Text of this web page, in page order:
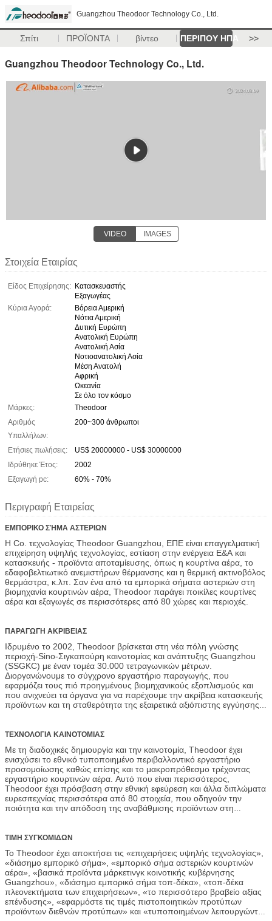
Guangzhou Theodoor Technology Co., Ltd.
Σπίτι ΠΡΟΪΟΝΤΑ βίντεο ΠΕΡΙΠΟΥ ΗΠΑ >>
Guangzhou Theodoor Technology Co., Ltd.
VIDEO IMAGES
Στοιχεία Εταιρίας
Είδος Επιχείρησης: Κατασκευαστής
Εξαγωγέας
Κύρια Αγορά:
Βόρεια Αμερική
Νότια Αμερική
Δυτική Ευρώπη
Ανατολική Ευρώπη
Ανατολική Ασία
Νοτιοανατολική Ασία
Μέση Ανατολή
Αφρική
Ωκεανία
Σε όλο τον κόσμο
Μάρκες:
Theodoor
Αριθμός
Υπαλλήλων:
200~300 άνθρωποι
Ετήσιες πωλήσεις:
US$ 20000000 - US$ 30000000
Ιδρύθηκε Έτος:
2002
Εξαγωγή pc:
60% - 70%
Περιγραφή Εταιρείας
ΕΜΠΟΡΙΚΟ ΣΉΜΑ ΑΣΤΕΡΙΩΝ
Η Co. τεχνολογίας Theodoor Guangzhou, ΕΠΕ είναι επαγγελματική
επιχείρηση υψηλής τεχνολογίας, εστίαση στην ενέργεια Ε&Α και
κατασκευής - προϊόντα αποταμίευσης, όπως η κουρτίνα αέρα, το
εδαφοβελτιωτικό ανεμιστήρων θέρμανσης και η θερμική ακτινοβόλος
θερμάστρα, κ.λπ. Σαν ένα από τα εμπορικά σήματα αστεριών στη
βιομηχανία κουρτινών αέρα, Theodoor παράγει ποικίλες κουρτίνες
αέρα και εξαγωγές σε περισσότερες από 80 χώρες και περιοχές.
ΠΑΡΑΓΩΓΗ ΑΚΡΙΒΕΙΑΣ
Ιδρυμένο το 2002, Theodoor βρίσκεται στη νέα πόλη γνώσης
περιοχή-Sino-Σιγκαπούρη καινοτομίας και ανάπτυξης Guangzhou
(SSGKC) με έναν τομέα 30.000 τετραγωνικών μέτρων.
Διοργανώνουμε το σύγχρονο εργαστήριο παραγωγής, που
εφαρμόζει τους πιό προηγμένους βιομηχανικούς εξοπλισμούς και
που ανιχνεύει τα όργανα για να παρέχουμε την ακρίβεια κατασκευής
προϊόντων και τη σταθερότητα της εξαιρετικά αξιόπιστης εγγύησης.
τις περιοχές.
ΤΕΧΝΟΛΟΓΙΑ ΚΑΙΝΟΤΟΜΙΑΣ
Με τη διαδοχικές δημιουργία και την καινοτομία, Theodoor έχει
ενισχύσει το εθνικό τυποποιημένο περιβαλλοντικό εργαστήριο
προσομοίωσης καθώς επίσης και το μακροπρόθεσμο τρέχοντας
εργαστήριο κουρτινών αέρα. Αυτό που είναι περισσότερος,
Theodoor έχει πρόσβαση στην εθνική εφεύρεση και άλλα διπλώματα
ευρεσιτεχνίας περισσότερα από 80 στοιχεία, που οδηγούν την
ποιότητα και την απόδοση της αναβάθμισης προϊόντων στη
τις πιστοποιήσεις κ.λπ. ROHS, cErp, UL, SASO, INMETRO και SAA.
ΤΙΜΗ ΣΥΓΚΟΜΙΔΩΝ
Το Theodoor έχει αποκτήσει τις «επιχειρήσεις υψηλής τεχνολογίας»,
«διάσημο εμπορικό σήμα», «εμπορικό σήμα αστεριών κουρτινών
αέρα», «βασικά προϊόντα μάρκετινγκ κοινοτικής κυβέρνησης
Guangzhou», «διάσημο εμπορικό σήμα τοπ-δέκα», «τοπ-δέκα
πλεονεκτήματα των επιχειρήσεων», «το περισσότερο βραβείο αξίας
επένδυσης», «εφαρμόστε τις τιμές πιστοποιητικών προτύπων
προϊόντων διεθνών προτύπων» και «τυποποιημένων λειτουργώντας